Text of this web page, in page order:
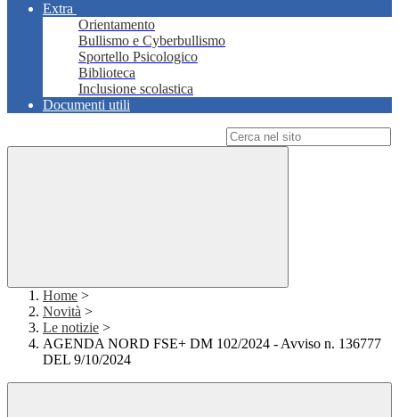
Extra
Orientamento
Bullismo e Cyberbullismo
Sportello Psicologico
Biblioteca
Inclusione scolastica
Documenti utili
Home >
Novità >
Le notizie >
AGENDA NORD FSE+ DM 102/2024 - Avviso n. 136777
DEL 9/10/2024